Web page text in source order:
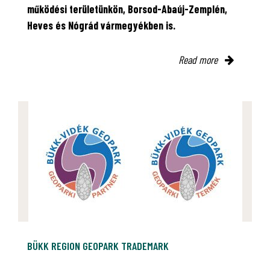
működési területünkön, Borsod-Abaúj-Zemplén,
Heves és Nógrád vármegyékben is.
Read more
BÜKK REGION GEOPARK TRADEMARK